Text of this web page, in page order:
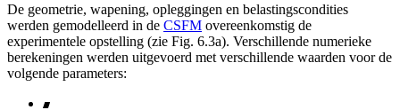
De geometrie, wapening, opleggingen en belastingscondities
werden gemodelleerd in de CSFM overeenkomstig de
experimentele opstelling (zie Fig. 6.3a). Verschillende numerieke
berekeningen werden uitgevoerd met verschillende waarden voor de
volgende parameters: